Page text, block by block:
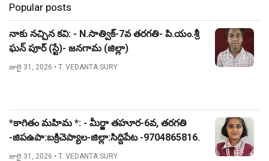
Popular posts
నాకు నచ్చిన కవి: - N.సాత్విక్-7వ తరగతి- పి.యం.శ్రీ
ఘన్ పూర్ (స్టే)- జనగామ (జిల్లా)
జులై 31, 2026 • T. VEDANTA SURY
*కాగితం మహిమ *: - మీర్జా తహూర-6వ, తరగతి
-జిపఉపా:బక్రిచెప్యాల-జిల్లా:సిద్దిపేట -9704865816.
జులై 31, 2026 • T. VEDANTA SURY